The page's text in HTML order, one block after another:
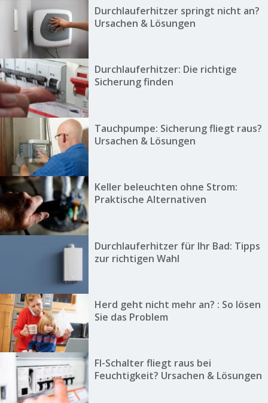
Durchlauferhitzer springt nicht an?
Ursachen & Lösungen
Durchlauferhitzer: Die richtige
Sicherung finden
Tauchpumpe: Sicherung fliegt raus?
Ursachen & Lösungen
Keller beleuchten ohne Strom:
Praktische Alternativen
Durchlauferhitzer für Ihr Bad: Tipps
zur richtigen Wahl
Herd geht nicht mehr an? : So lösen
Sie das Problem
FI-Schalter fliegt raus bei
Feuchtigkeit? Ursachen & Lösungen